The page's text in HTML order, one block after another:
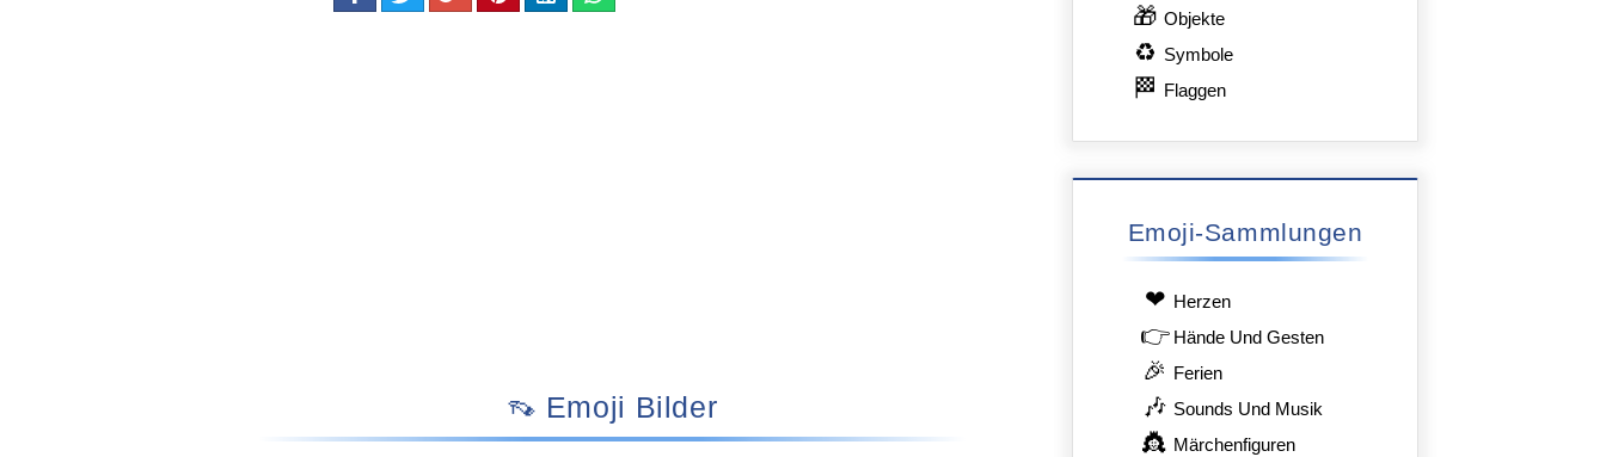
👡 Emoji Bilder
🎁 Objekte
♻ Symbole
🏁 Flaggen
Emoji-Sammlungen
❤ Herzen
👉 Hände Und Gesten
🎉 Ferien
🎶 Sounds Und Musik
👸 Märchenfiguren